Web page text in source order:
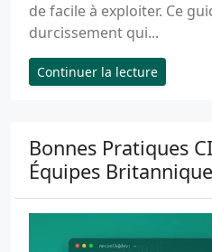
de facile à exploiter. Ce
durcissement qui...
Continuer la lecture
Bonnes Pratiques
Équipes